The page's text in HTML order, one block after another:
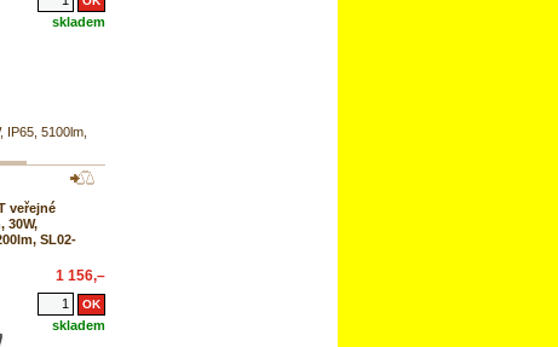
skladem
IP65, 5100lm,
veřejné
30W,
SL02-
1 156,–
skladem